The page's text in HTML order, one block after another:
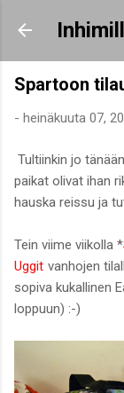
Spartoon
- heinäkuuta 07,
Tultiinkin jo
paikat olivat ihan
hauska reissu ja
Tein viime viikolla *
Uggit vanhojen
sopiva kukallinen
loppuun) :-)